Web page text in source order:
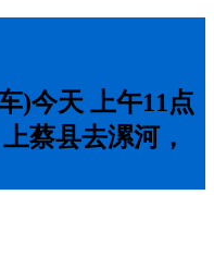
)今天 上午11点
蔡县去漯河，